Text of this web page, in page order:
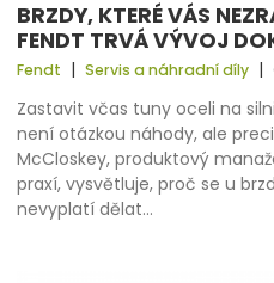
BRZDY, KTERÉ VÁS
FENDT TRVÁ VÝVOJ
Fendt | Servis a náhradní díly |
Zastavit včas tuny oceli na
není otázkou náhody, ale
McCloskey, produktový
praxí, vysvětluje, proč se u
nevyplatí dělat…